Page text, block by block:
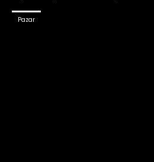
Pazar